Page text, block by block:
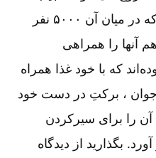
نیست اگر اینگونه فکر کنیم که در میان آن ۵۰۰۰ نفر
آنها را همراهی
که با خود غذا همراه
، برکتِ در دست خود
آن را برای سیر‌کردن
بگذارید از دیدگاه